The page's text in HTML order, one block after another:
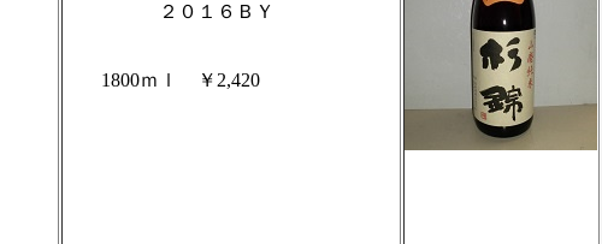
２０１６ＢＹ
1800ｍｌ ￥2,420